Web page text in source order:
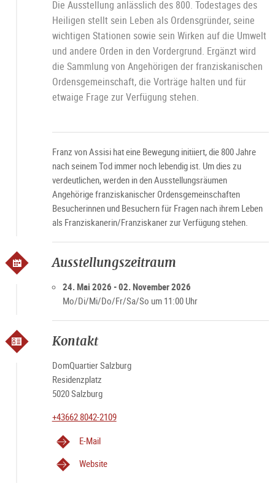
Die Ausstellung anlässlich des 800. Todestages des
Heiligen stellt sein Leben als Ordensgründer, seine
wichtigen Stationen sowie sein Wirken auf die Umwelt
und andere Orden in den Vordergrund. Ergänzt wird
die Sammlung von Angehörigen der franziskanischen
Ordensgemeinschaft, die Vorträge halten und für
etwaige Frage zur Verfügung stehen.
Franz von Assisi hat eine Bewegung initiiert, die 800 Jahre
nach seinem Tod immer noch lebendig ist. Um dies zu
verdeutlichen, werden in den Ausstellungsräumen
Angehörige franziskanischer Ordensgemeinschaften
Besucherinnen und Besuchern für Fragen nach ihrem Leben
als Franziskanerin/Franziskaner zur Verfügung stehen.
Ausstellungszeitraum
24. Mai 2026 - 02. November 2026
Mo/Di/Mi/Do/Fr/Sa/So um 11:00 Uhr
Kontakt
DomQuartier Salzburg
Residenzplatz
5020 Salzburg
+43662 8042-2109
E-Mail
Website